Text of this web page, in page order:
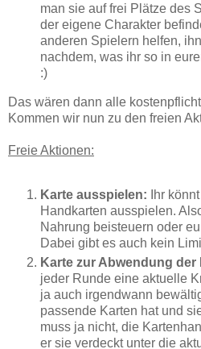
man sie auf frei Plätze des
der eigene Charakter
anderen Spielern helfen,
nachdem, was ihr so in
:)
Das wären dann alle
Kommen wir nun zu den freien
Freie Aktionen:
Karte ausspielen:
Ihr
Handkarten ausspielen.
Nahrung beisteuern oder
Dabei gibt es auch kein
Karte zur Abwendung
jeder Runde eine aktuelle
ja auch irgendwann
passende Karten hat und
muss ja nicht, die
er sie verdeckt unter die